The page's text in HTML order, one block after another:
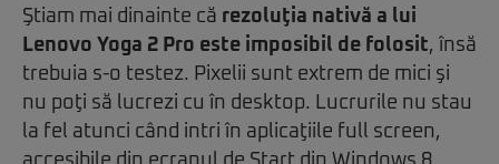
Ştiam mai dinainte că rezoluţia nativă a lui
Lenovo Yoga 2 Pro este imposibil de folosit, însă
trebuia s-o testez. Pixelii sunt extrem de mici şi
nu poţi să lucrezi cu în desktop. Lucrurile nu stau
la fel atunci când intri în aplicaţiile full screen,